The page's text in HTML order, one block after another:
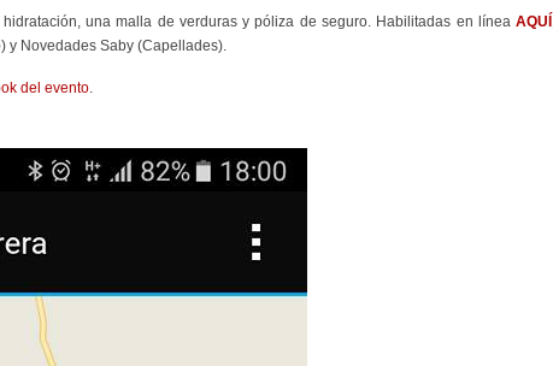
una malla de verduras y póliza de seguro. Habilitadas en líneaAQUÍ
y Novedades Saby (Capellades).
del evento